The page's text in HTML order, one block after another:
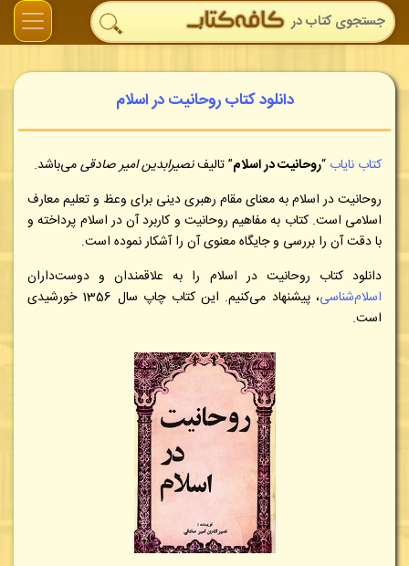
دانلود کتاب روحانیت در اسلام
کتاب نایاب “روحانیت در اسلام” تالیفنصیرابدین امیر صادقیمی‌باشد.
روحانیت در اسلام به معنای مقام رهبری دینی برای وعظ و تعلیم معارف
اسلامی است. کتاب به مفاهیم روحانیت و کاربرد آن در اسلام پرداخته و
با دقت آن را بررسی و جایگاه معنوی آن را آشکار نموده است.
دانلود کتاب روحانیت در اسلام را به علاقمندان و دوست‌داران
اسلام‌شناسی
، پیشنهاد می‌کنیم. این کتاب چاپ سال 1356 خورشیدی
است.